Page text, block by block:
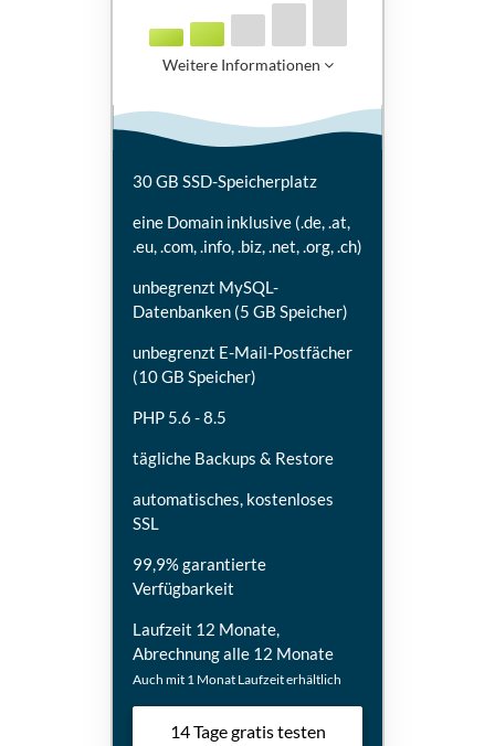
Weitere Informationen
30 GB SSD-Speicherplatz
eine Domain inklusive (.de, .at,
.eu, .com, .info, .biz, .net, .org, .ch)
unbegrenzt MySQL-
Datenbanken (5 GB Speicher)
unbegrenzt E-Mail-Postfächer
(10 GB Speicher)
PHP 5.6 - 8.5
tägliche Backups & Restore
automatisches, kostenloses
SSL
99,9% garantierte
Verfügbarkeit
Laufzeit 12 Monate,
Abrechnung alle 12 Monate
Auch mit 1 Monat Laufzeit erhältlich
14 Tage gratis testen